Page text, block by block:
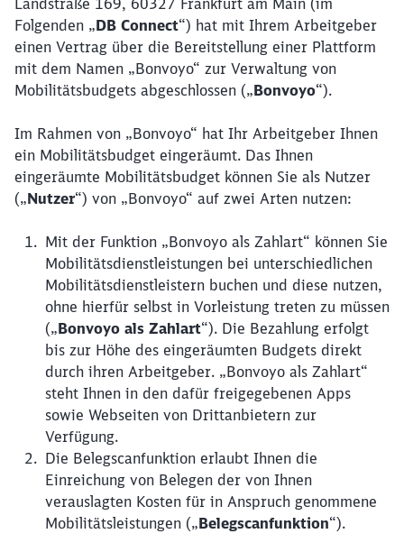
Landstraße 169, 60327 Frankfurt am Main (im
Folgenden „DB Connect“) hat mit Ihrem Arbeitgeber
einen Vertrag über die Bereitstellung einer Plattform
mit dem Namen „Bonvoyo“ zur Verwaltung von
Mobilitätsbudgets abgeschlossen („Bonvoyo“).
Im Rahmen von „Bonvoyo“ hat Ihr Arbeitgeber Ihnen
ein Mobilitätsbudget eingeräumt. Das Ihnen
eingeräumte Mobilitätsbudget können Sie als Nutzer
(„Nutzer“) von „Bonvoyo“ auf zwei Arten nutzen:
Mit der Funktion „Bonvoyo als Zahlart“ können Sie
Mobilitätsdienstleistungen bei unterschiedlichen
Mobilitätsdienstleistern buchen und diese nutzen,
ohne hierfür selbst in Vorleistung treten zu müssen
(„Bonvoyo als Zahlart“). Die Bezahlung erfolgt
bis zur Höhe des eingeräumten Budgets direkt
durch ihren Arbeitgeber. „Bonvoyo als Zahlart“
steht Ihnen in den dafür freigegebenen Apps
sowie Webseiten von Drittanbietern zur
Verfügung.
Die Belegscanfunktion erlaubt Ihnen die
Einreichung von Belegen der von Ihnen
verauslagten Kosten für in Anspruch genommene
Mobilitätsleistungen („Belegscanfunktion“).